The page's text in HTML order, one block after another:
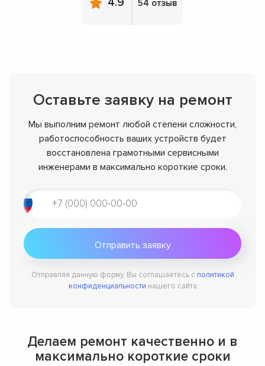
54 отзыв
Оставьте заявку на ремонт
Мы выполним ремонт любой степени сложности,
работоспособность ваших устройств будет
восстановлена грамотными сервисными
инженерами в максимально короткие сроки.
Отправляя данную форму, Вы соглашаетесь с политикой
конфиденциальности нашего сайта
Делаем ремонт качественно и в
максимально короткие сроки